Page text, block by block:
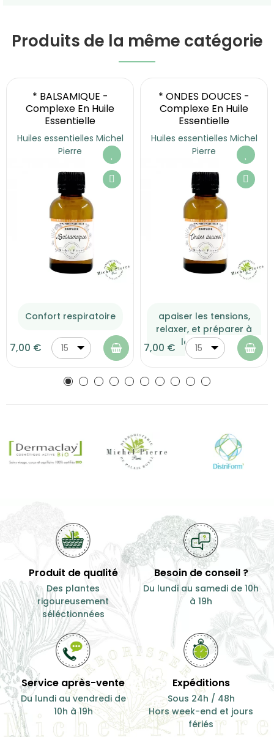
Produits de la même catégorie
* BALSAMIQUE -
Complexe En Huile
Essentielle
Huiles essentielles Michel
Pierre
Confort respiratoire
7,00 €
15
ml
* ONDES DOUCES -
Complexe En Huile
Essentielle
Huiles essentielles Michel
Pierre
apaiser les tensions,
relaxer, et préparer à
la détente
7,00 €
15
ml
Produit de qualité
Des plantes
rigoureusement
séléctionnées
Besoin de conseil ?
Du lundi au samedi de 10h
à 19h
Service après-vente
Du lundi au vendredi de
10h à 19h
Expéditions
Sous 24h / 48h
Hors week-end et jours
fériés